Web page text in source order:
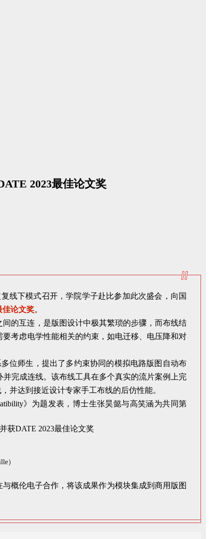
2023最佳论文奖
线下模式召开，学院学子赴比参加此次盛会，向国
佳论文奖。
的互连，是版图设计中极其繁琐的步骤，而布线结
考虑电学性能相关的约束，如电迁移、电压降和对
位师生，提出了多约束协同的模拟电路版图自动布
完成连线。该布线工具在多个真实的流片案例上完
并达到接近设计专家手工布线的后仿性能。
》为题发表，博士生张昊懿与高笑涵为共同第
）
概伦电子合作，将该成果作为模块集成到商用版图